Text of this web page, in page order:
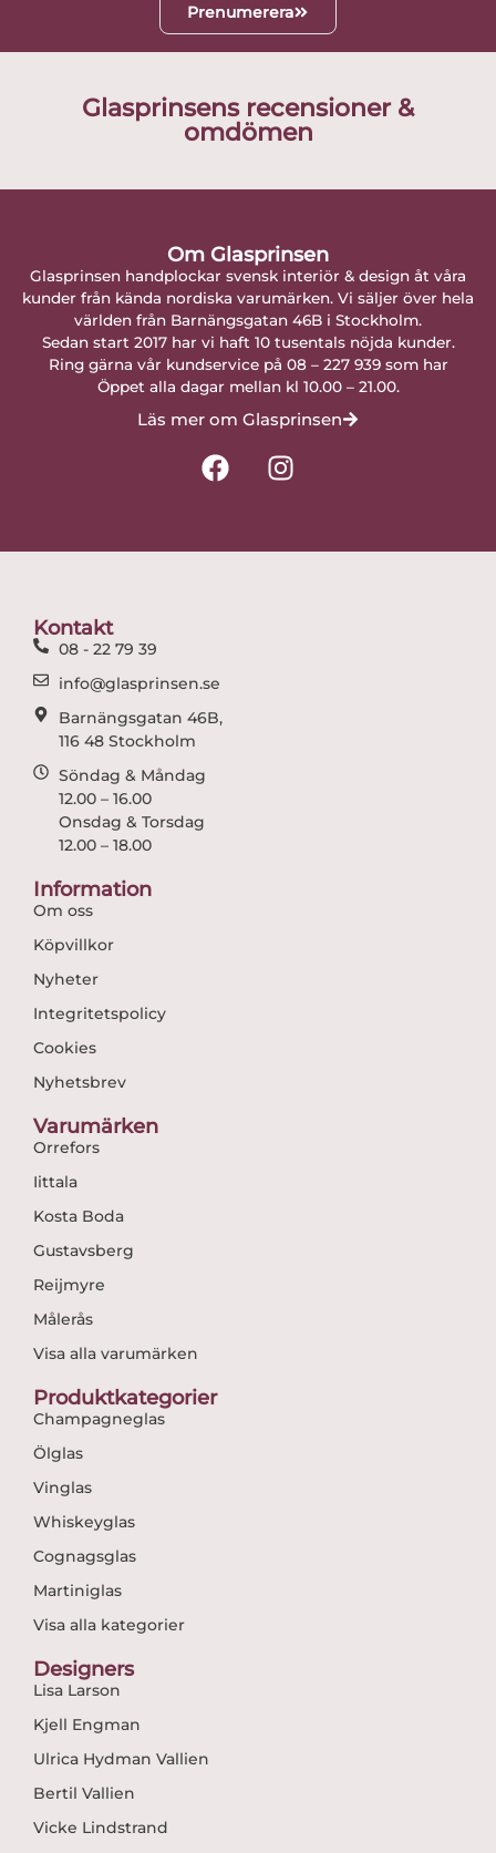
Prenumerera
Glasprinsens recensioner &
omdömen
Om Glasprinsen
Glasprinsen handplockar svensk interiör & design åt våra
kunder från kända nordiska varumärken. Vi säljer över hela
världen från Barnängsgatan 46B i Stockholm.
Sedan start 2017 har vi haft 10 tusentals nöjda kunder.
Ring gärna vår kundservice på 08 – 227 939 som har
Öppet alla dagar mellan kl 10.00 – 21.00.
Läs mer om Glasprinsen
F
a
I
n
Kontakt
08 - 22 79 39
info@glasprinsen.se
Barnängsgatan 46B,
116 48 Stockholm
Söndag & Måndag
12.00 – 16.00
Onsdag & Torsdag
12.00 – 18.00
Information
Om oss
Köpvillkor
Nyheter
Integritetspolicy
Cookies
Nyhetsbrev
Varumärken
Orrefors
Iittala
Kosta Boda
Gustavsberg
Reijmyre
Målerås
Visa alla varumärken
Produktkategorier
Champagneglas
Ölglas
Vinglas
Whiskeyglas
Cognagsglas
Martiniglas
Visa alla kategorier
Designers
Lisa Larson
Kjell Engman
Ulrica Hydman Vallien
Bertil Vallien
Vicke Lindstrand